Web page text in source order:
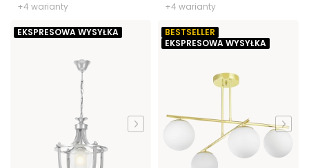
+4 warianty +4 warianty
EKSPRESOWA WYSYŁKA
BESTSELLER
EKSPRESOWA WYSYŁKA